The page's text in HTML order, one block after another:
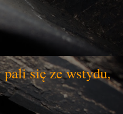
się ze wstydu,